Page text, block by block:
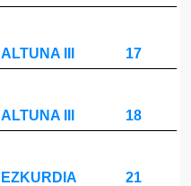
ALTUNA III 17
ALTUNA III 18
EZKURDIA 21